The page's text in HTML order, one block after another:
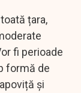
țara,
fi perioade
formă de
și